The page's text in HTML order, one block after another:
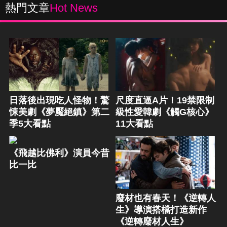
熱門文章Hot News
日落後出現吃人怪物！驚
悚美劇《夢魘絕鎮》第二
季5大看點
尺度直逼A片！19禁限制
級性愛韓劇《觸G核心》
11大看點
《飛越比佛利》演員今昔
比一比
廢材也有春天！《逆轉人
生》導演搭檔打造新作
《逆轉廢材人生》